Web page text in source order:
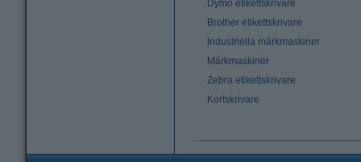
Dymo etikettskrivare
Brother etikettskrivare
Industriella märkmaskiner
Märkmaskiner
Zebra etikettskrivare
Kortskrivare